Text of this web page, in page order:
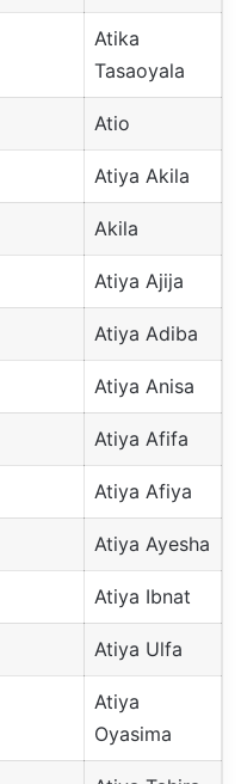
Atika
Tasaoyala
Atio
Atiya Akila
Akila
Atiya Ajija
Atiya Adiba
Atiya Anisa
Atiya Afifa
Atiya Afiya
Atiya Ayesha
Atiya Ibnat
Atiya Ulfa
Atiya
Oyasima